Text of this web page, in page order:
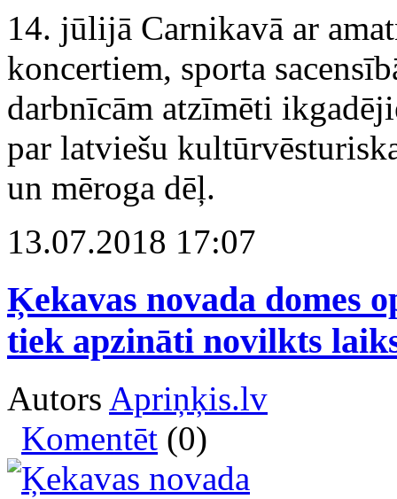
14. jūlijā Carnikavā ar
koncertiem, sporta
darbnīcām atzīmēti
par latviešu
un mēroga dēļ.
13.07.2018 17:07
Ķekavas novada domes
tiek apzināti novilkts
Autors Apriņķis.lv
Komentēt (0)